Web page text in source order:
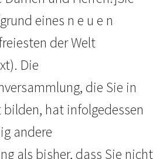
eines n e u e n
der Welt
Die
die Sie in
hat infolgedessen
andere
als bisher, dass Sie nicht